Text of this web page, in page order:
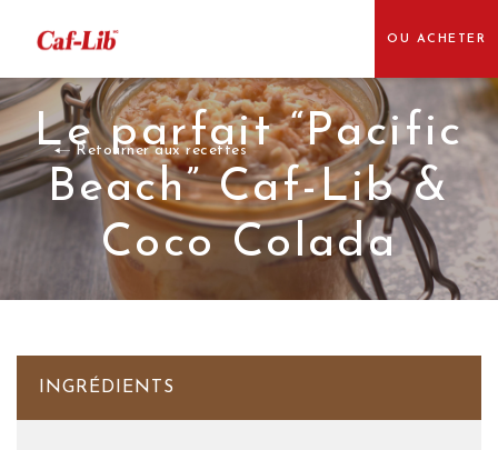
OU ACHETER
Retourner aux recettes
Le parfait “Pacific
Beach” Caf-Lib &
Coco Colada
INGRÉDIENTS